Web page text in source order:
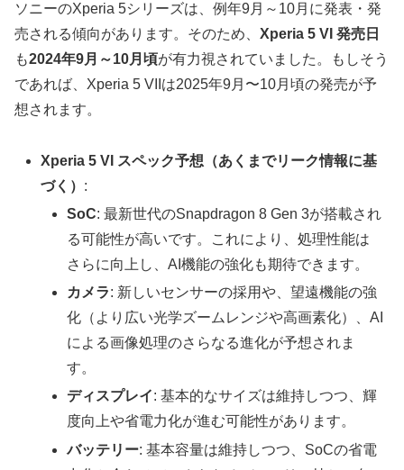
ソニーのXperia 5シリーズは、例年9月～10月に発表・発
売される傾向があります。そのため、 Xperia 5 VI 発売日
も2024年9月～10月頃が有力視されていました。もしそう
であれば、Xperia 5 VIIは2025年9月〜10月頃の発売が予
想されます。
Xperia 5 VI スペック予想（あくまでリーク情報に基
づく） :
SoC: 最新世代のSnapdragon 8 Gen 3が搭載され
る可能性が高いです。これにより、処理性能は
さらに向上し、AI機能の強化も期待できます。
カメラ: 新しいセンサーの採用や、望遠機能の強
化（より広い光学ズームレンジや高画素化）、AI
による画像処理のさらなる進化が予想されま
す。
ディスプレイ: 基本的なサイズは維持しつつ、輝
度向上や省電力化が進む可能性があります。
バッテリー: 基本容量は維持しつつ、SoCの省電